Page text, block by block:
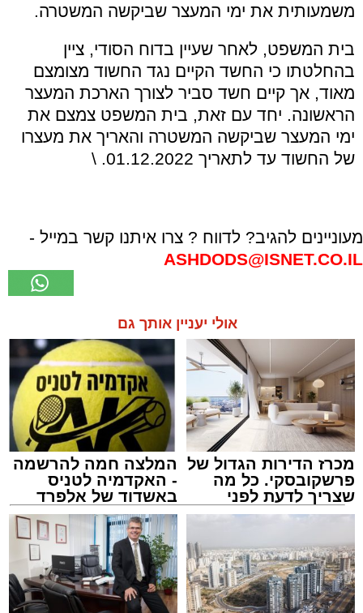
משמעותית את ימי המעצר שביקשה המשטרה.
בית המשפט, לאחר שעיין בדוח הסודי, ציין
בהחלטתו כי החשד הקיים נגד החשוד מצומצם
מאוד, אך קיים חשד סביר לצורך הארכת המעצר
הראשונה. יחד עם זאת, בית המשפט צמצם את
ימי המעצר שביקשה המשטרה והאריך את מעצרו
של החשוד עד לתאריך 01.12.2022. \
מעוניינים להגיב? לדווח ? צרו איתנו קשר במייל -
ASHDODS@ISNET.CO.IL
אולי יעניין אותך גם
מכרז הדירות הגדול של
פרשקובסקי. כל מה
שצריך לדעת לפני
שמגישים הצעה לדירה
המלצה חמה להרשמה
- האקדמיה לטניס
באשדוד של אלפרד
קריאולנסקי - לילדים